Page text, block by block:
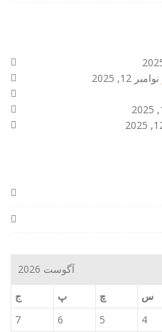
نوامبر 12, 2025
آگوست 2026
س چ پ
ج
4
5
6
7